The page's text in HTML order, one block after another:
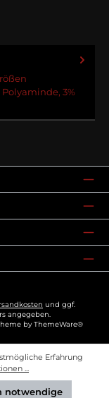
3%
und ggf.
angegeben.
byThemeWare®
Erfahrung
...
notwendige